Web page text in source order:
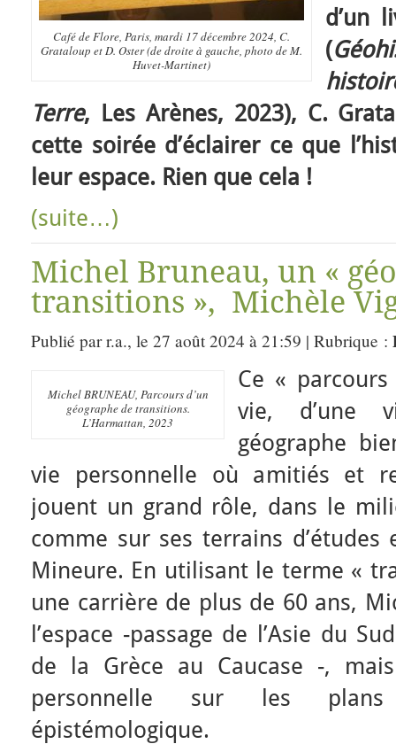
Café de Flore, Paris, mardi 17 décembre 2024, C.
Grataloup et D. Oster (de droite à gauche, photo de M.
Huvet-Martinet)
d’un
(
Terre, Les Arènes, 2023), C.
cette soirée d’éclairer ce que
leur espace. Rien que cela !
(suite…)
Michel Bruneau, un «
transitions », Michèle
Publié par r.a., le 27 août 2024 à 21:59 | Rubrique :
Michel BRUNEAU, Parcours d’un
géographe de transitions.
L’Harmattan, 2023
Ce «
vie, d’une
géographe
vie personnelle où amitiés et
jouent un grand rôle, dans le
comme sur ses terrains
Mineure. En utilisant le terme «
une carrière de plus de 60 ans,
l’espace -passage de l’Asie du
de la Grèce au Caucase -,
personnelle sur les plans
épistémologique.